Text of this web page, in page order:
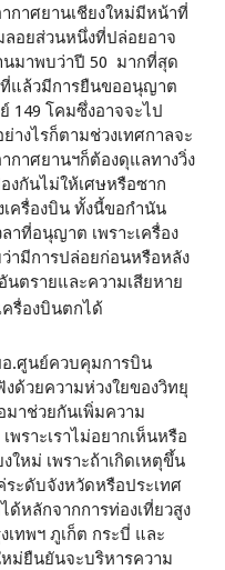
กาศยานเชียงใหม่มีหน้าที่
ลอยส่วนหนึ่งที่ปล่อยอาจ
นมาพบว่าปี 50 มากที่สุด
ที่แล้วมีการยืนขออนุญาต
149 โคมซึ่งอาจจะไป
างไรก็ตามช่วงเทศกาลจะ
กาศยานฯก็ต้องดุแลทางวิ่ง
งกันไม่ให้เศษหรือซาก
ครื่องบิน ทั้งนี้ขอกำนัน
ที่อนุญาต เพราะเครื่อง
ามีการปล่อยก่อนหรือหลัง
ตรายและความเสียหาย
รื่องบินตกได้
.ศูนย์ควบคุมการบิน
ด้วยความห่วงใยของวิทยุ
มาช่วยกันเพิ่มความ
ราะเราไม่อยากเห็นหรือ
ใหม่ เพราะถ้าเกิดเหตุขึ้น
ะดับจังหวัดหรือประเทศ
ด้หลักจากการท่องเที่ยวสูง
เทพฯ ภูเก็ต กระบี่ และ
ม่ยืนยันจะบริหารความ